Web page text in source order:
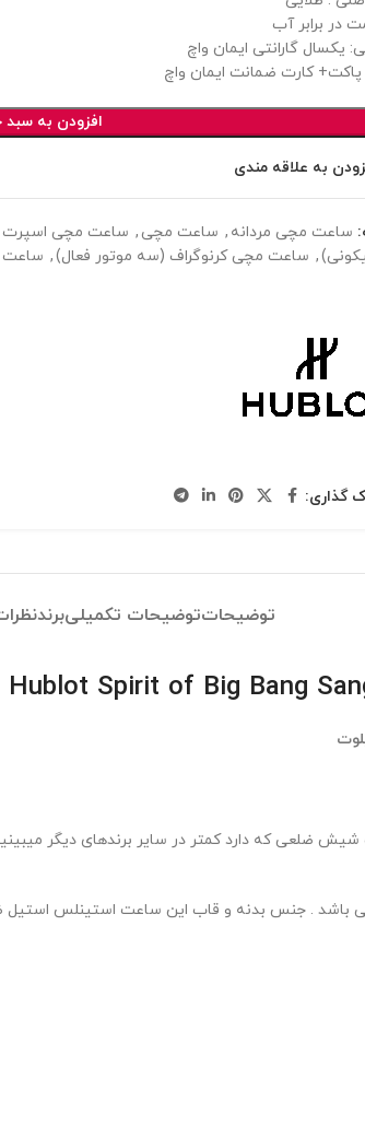
در برابر آب
یکسال گارانتی ایمان واچ
کارت ضمانت ایمان واچ
افزودن به سبد
به علاقه مندی
ساعت مچی مردانه , ساعت مچی , ساعت مچی اسپرت
, ساعت مچی کرنوگراف (سه موتور فعال), ساعت
گذاری:
توضیحاتتوضیحات تکمیلیبرند
ضلعی که دارد کمتر در سایر برندهای دیگر
باشد . جنس بدنه و قاب این ساعت استینلس